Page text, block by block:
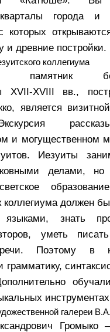
кварталы города и
которых
и древние постройки.
коллегиума
памятник
XVII-XVIII вв.,
является
и могущественном
Иезуиты
делами,
коллегиума должен
знать
уметь
Поэтому в
грамматику,
галереи
Громыко